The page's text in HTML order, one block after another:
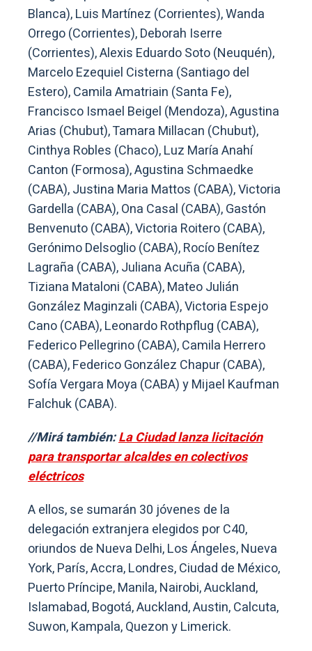
Blanca), Luis Martínez (Corrientes), Wanda
Orrego (Corrientes), Deborah Iserre
(Corrientes), Alexis Eduardo Soto (Neuquén),
Marcelo Ezequiel Cisterna (Santiago del
Estero), Camila Amatriain (Santa Fe),
Francisco Ismael Beigel (Mendoza), Agustina
Arias (Chubut), Tamara Millacan (Chubut),
Cinthya Robles (Chaco), Luz María Anahí
Canton (Formosa), Agustina Schmaedke
(CABA), Justina Maria Mattos (CABA), Victoria
Gardella (CABA), Ona Casal (CABA), Gastón
Benvenuto (CABA), Victoria Roitero (CABA),
Gerónimo Delsoglio (CABA), Rocío Benítez
Lagraña (CABA), Juliana Acuña (CABA),
Tiziana Mataloni (CABA), Mateo Julián
González Maginzali (CABA), Victoria Espejo
Cano (CABA), Leonardo Rothpflug (CABA),
Federico Pellegrino (CABA), Camila Herrero
(CABA), Federico González Chapur (CABA),
Sofía Vergara Moya (CABA) y Mijael Kaufman
Falchuk (CABA).
//Mirá también:La Ciudad lanza licitación
para transportar alcaldes en colectivos
eléctricos
A ellos, se sumarán 30 jóvenes de la
delegación extranjera elegidos por C40,
oriundos de Nueva Delhi, Los Ángeles, Nueva
York, París, Accra, Londres, Ciudad de México,
Puerto Príncipe, Manila, Nairobi, Auckland,
Islamabad, Bogotá, Auckland, Austin, Calcuta,
Suwon, Kampala, Quezon y Limerick.